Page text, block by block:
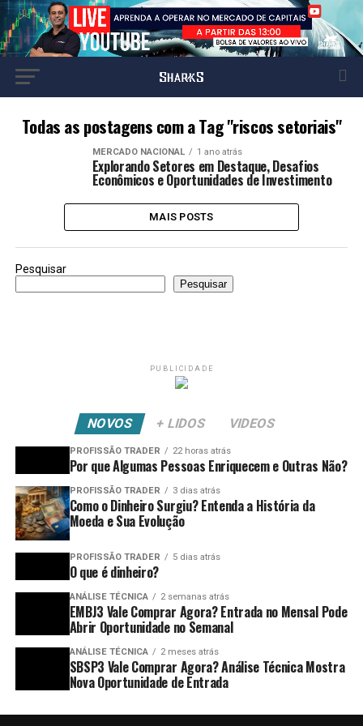
Todas as postagens com a Tag "riscos setoriais"
MERCADO NACIONAL 1 ano atrás
Explorando Setores em Destaque, Desafios
Econômicos e Oportunidades de Investimento
MAIS POSTS
Pesquisar
Pesquisar
PUBLICIDADE
NOVOS + LIDOS VIDEOS
PROFISSÃO TRADER 22 horas atrás
Por que Algumas Pessoas Enriquecem e Outras Não?
PROFISSÃO TRADER 3 dias atrás
Como o Dinheiro Surgiu? Entenda a História da
Moeda e Sua Evolução
PROFISSÃO TRADER 5 dias atrás
O que é dinheiro?
ANÁLISE TÉCNICA 2 semanas atrás
EMBJ3 Vale Comprar Agora? Entrada no Mensal Pode
Abrir Oportunidade no Semanal
ANÁLISE TÉCNICA 2 meses atrás
SBSP3 Vale Comprar Agora? Análise Técnica Mostra
Nova Oportunidade de Entrada